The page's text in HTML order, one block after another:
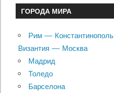
ГОРОДА МИРА
Рим — Константинополь
Византия — Москва
Мадрид
Толедо
Барселона